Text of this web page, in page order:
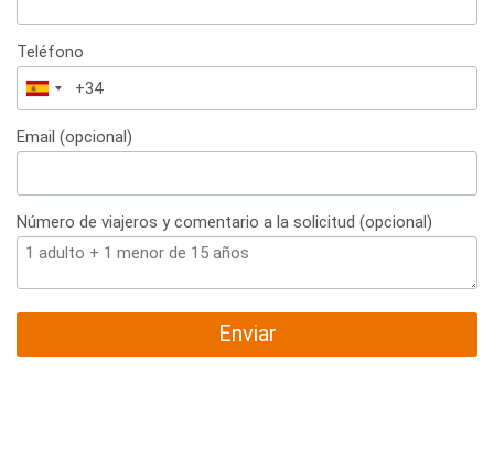
Teléfono
España
+34
Email (opcional)
Número de viajeros y comentario a la solicitud (opcional)
Enviar